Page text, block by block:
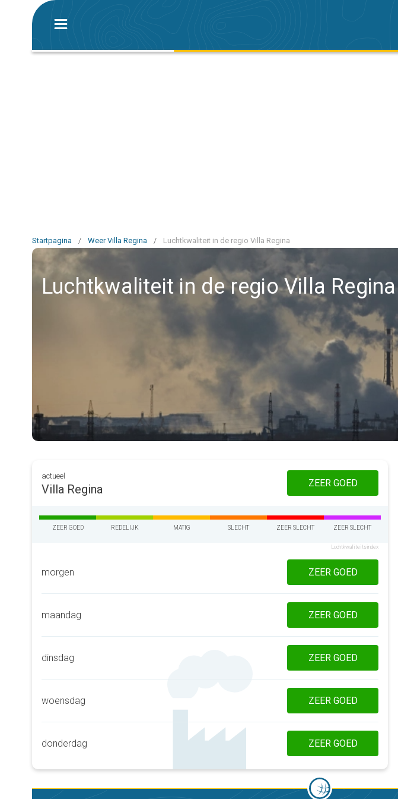
Startpagina / Weer Villa Regina / Luchtkwaliteit in de regio Villa Regina
Luchtkwaliteit in de regio Villa Regina
actueel
Villa Regina ZEER GOED
ZEER GOED REDELIJK MATIG SLECHT ZEER SLECHT ZEER SLECHT
Luchtkwaliteitsindex
morgen ZEER GOED
maandag ZEER GOED
dinsdag ZEER GOED
woensdag ZEER GOED
donderdag ZEER GOED